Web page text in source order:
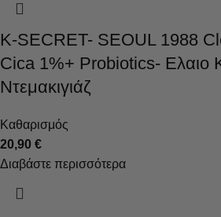
K-SECRET- SEOUL 1988
Cica 1%+ Probiotics- Ελαιο
Ντεμακιγιάζ
Καθαρισμός
20,90 €
Διαβάστε περισσότερα